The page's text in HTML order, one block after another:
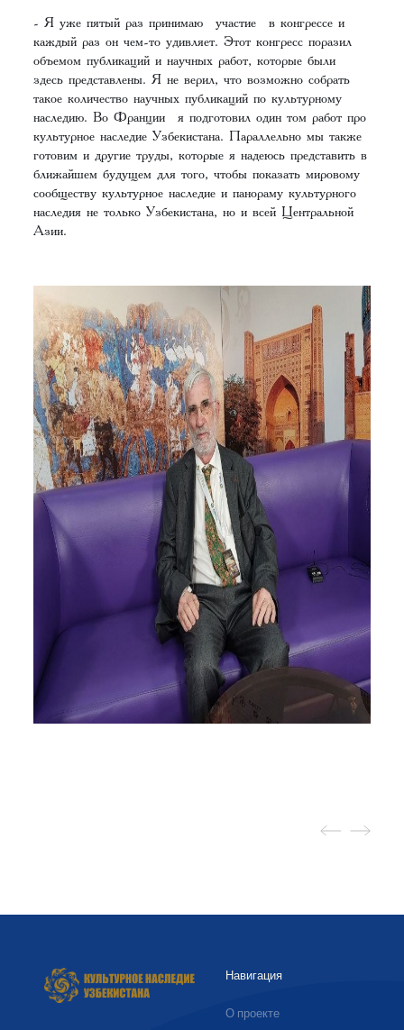
- Я уже пятый раз принимаю участие в конгрессе и
каждый раз он чем-то удивляет. Этот конгресс поразил
объемом публикаций и научных работ, которые были
здесь представлены. Я не верил, что возможно собрать
такое количество научных публикаций по культурному
наследию. Во Франции я подготовил один том работ про
культурное наследие Узбекистана. Параллельно мы также
готовим и другие труды, которые я надеюсь представить в
ближайшем будущем для того, чтобы показать мировому
сообществу культурное наследие и панораму культурного
наследия не только Узбекистана, но и всей Центральной
Азии.
Навигация
О проекте